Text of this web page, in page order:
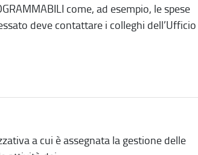
come, ad esempio, le spese
deve contattare i colleghi dell’Ufficio
a cui è assegnata la gestione delle